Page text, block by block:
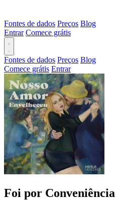
Fontes de dados Preços Blog
Entrar Comece grátis
Fontes de dados Preços Blog
Comece grátis Entrar
Foi por Conveniência